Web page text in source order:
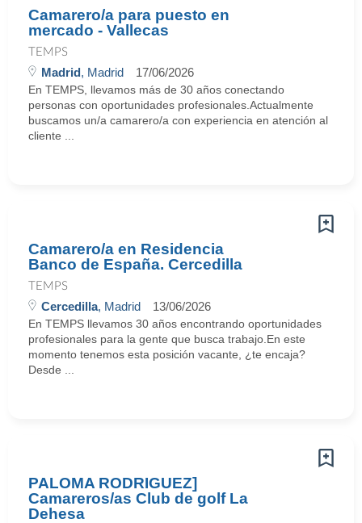
Camarero/a para puesto en
mercado - Vallecas
TEMPS
Madrid, Madrid 17/06/2026
En TEMPS, llevamos más de 30 años conectando
personas con oportunidades profesionales.Actualmente
buscamos un/a camarero/a con experiencia en atención al
cliente ...
Camarero/a en Residencia
Banco de España. Cercedilla
TEMPS
Cercedilla, Madrid 13/06/2026
En TEMPS llevamos 30 años encontrando oportunidades
profesionales para la gente que busca trabajo.En este
momento tenemos esta posición vacante, ¿te encaja?
Desde ...
PALOMA RODRIGUEZ]
Camareros/as Club de golf La
Dehesa